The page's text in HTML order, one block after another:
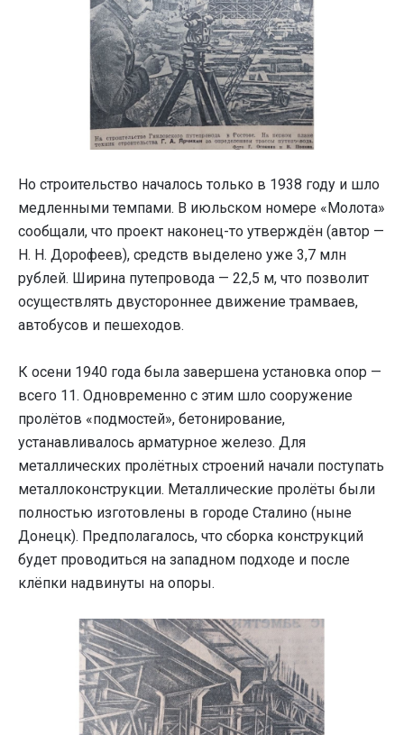
Но строительство началось только в 1938 году и шло
медленными темпами. В июльском номере «Молота»
сообщали, что проект наконец-то утверждён (автор —
Н. Н. Дорофеев), средств выделено уже 3,7 млн
рублей. Ширина путепровода — 22,5 м, что позволит
осуществлять двустороннее движение трамваев,
автобусов и пешеходов.
К осени 1940 года была завершена установка опор —
всего 11. Одновременно с этим шло сооружение
пролётов «подмостей», бетонирование,
устанавливалось арматурное железо. Для
металлических пролётных строений начали поступать
металлоконструкции. Металлические пролёты были
полностью изготовлены в городе Сталино (ныне
Донецк). Предполагалось, что сборка конструкций
будет проводиться на западном подходе и после
клёпки надвинуты на опоры.